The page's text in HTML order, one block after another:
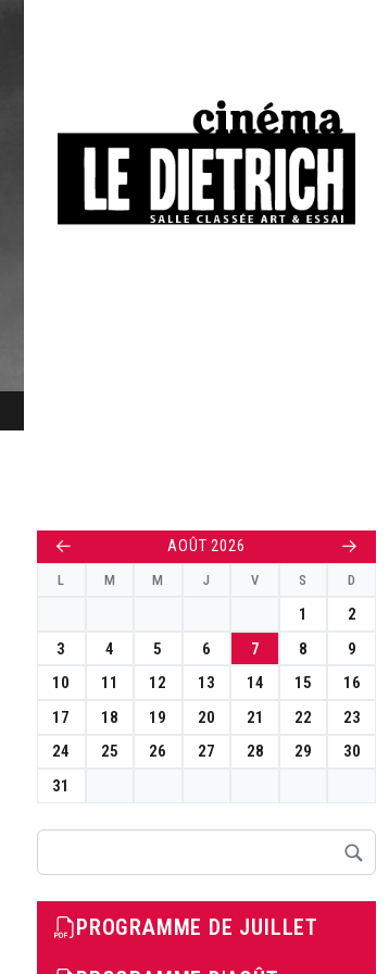
← AOÛT 2026 →
L M M J V S D
1
2
3
4 5 6 7 8
9
10
11 12 13 14 15
16
17
18 19 20 21 22
23
24
25 26 27 28 29
30
31
PROGRAMME DE JUILLET